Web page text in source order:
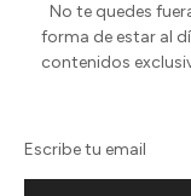
No te quedes
forma de estar al
contenidos